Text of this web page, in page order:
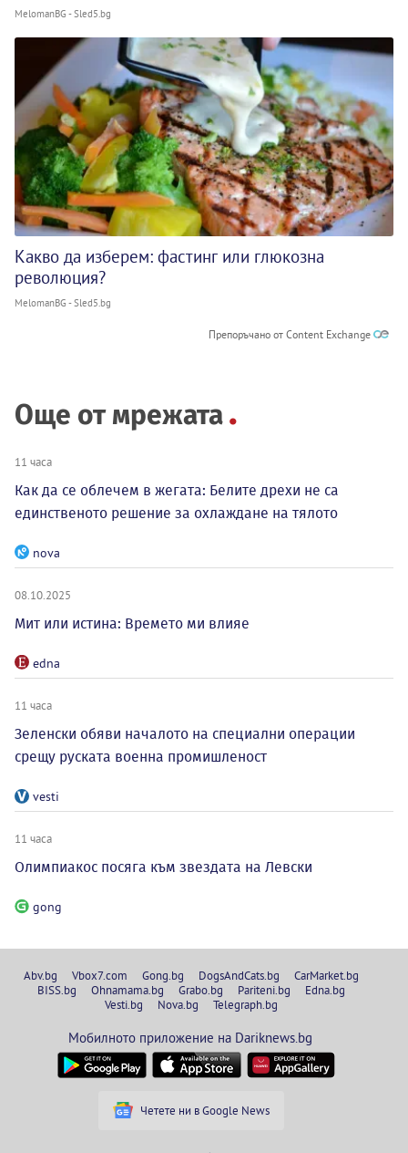
MelomanBG - Sled5.bg
Какво да изберем: фастинг или глюкозна
революция?
MelomanBG - Sled5.bg
Препоръчано от Content Exchange
Още от мрежата
11 часа
Как да се облечем в жегата: Белите дрехи не са
единственото решение за охлаждане на тялото
nova
08.10.2025
Мит или истина: Времето ми влияе
edna
11 часа
Зеленски обяви началото на специални операции
срещу руската военна промишленост
vesti
11 часа
Олимпиакос посяга към звездата на Левски
gong
Abv.bg Vbox7.com Gong.bg DogsAndCats.bg
CarMarket.bg
BISS.bg
Ohnamama.bg Grabo.bg Pariteni.bg
Edna.bg
Vesti.bg
Nova.bg Telegraph.bg
Мобилното приложение на Dariknews.bg
Четете ни в Google News